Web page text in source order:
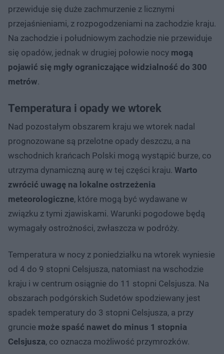
przewiduje się duże zachmurzenie z licznymi
przejaśnieniami, z rozpogodzeniami na zachodzie kraju.
Na zachodzie i południowym zachodzie nie przewiduje
się opadów, jednak w drugiej połowie nocy mogą
pojawić się mgły ograniczające widzialność do 300
metrów.
Temperatura i opady we wtorek
Nad pozostałym obszarem kraju we wtorek nadal
prognozowane są przelotne opady deszczu, a na
wschodnich krańcach Polski mogą wystąpić burze, co
utrzyma dynamiczną aurę w tej części kraju. Warto
zwrócić uwagę na lokalne ostrzeżenia
meteorologiczne, które mogą być wydawane w
związku z tymi zjawiskami. Warunki pogodowe będą
wymagały ostrożności, zwłaszcza w podróży.
Temperatura w nocy z poniedziałku na wtorek wyniesie
od 4 do 9 stopni Celsjusza, natomiast na wschodzie
kraju i w centrum osiągnie do 11 stopni Celsjusza. Na
obszarach podgórskich Sudetów spodziewany jest
spadek temperatury do 3 stopni Celsjusza, a przy
gruncie może spaść nawet do minus 1 stopnia
Celsjusza, co oznacza możliwość przymrozków.